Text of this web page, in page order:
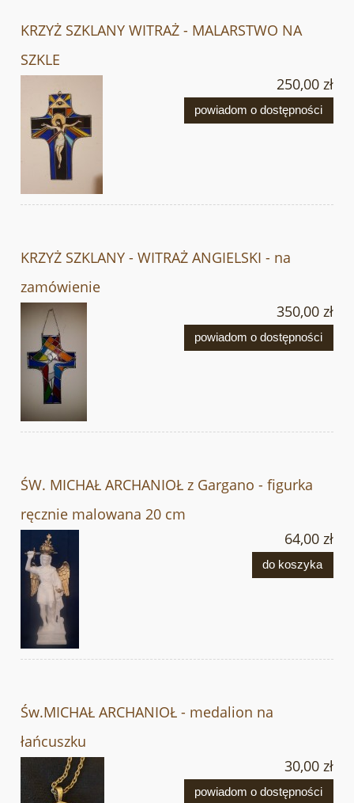
KRZYŻ SZKLANY WITRAŻ - MALARSTWO NA
SZKLE
250,00 zł
powiadom o dostępności
KRZYŻ SZKLANY - WITRAŻ ANGIELSKI - na
zamówienie
350,00 zł
powiadom o dostępności
ŚW. MICHAŁ ARCHANIOŁ z Gargano - figurka
ręcznie malowana 20 cm
64,00 zł
do koszyka
Św.MICHAŁ ARCHANIOŁ - medalion na
łańcuszku
30,00 zł
powiadom o dostępności